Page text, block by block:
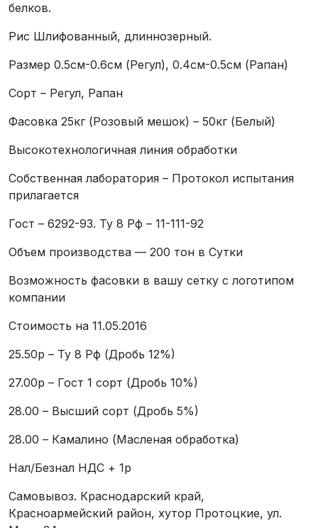
белков.
Рис Шлифованный, длиннозерный.
Размер 0.5см-0.6см (Регул), 0.4см-0.5см (Рапан)
Сорт – Регул, Рапан
Фасовка 25кг (Розовый мешок) – 50кг (Белый)
Высокотехнологичная линия обработки
Собственная лаборатория – Протокол испытания
прилагается
Гост – 6292-93. Ту 8 Рф – 11-111-92
Объем производства — 200 тон в Сутки
Возможность фасовки в вашу сетку с логотипом
компании
Стоимость на 11.05.2016
25.50р – Ту 8 Рф (Дробь 12%)
27.00р – Гост 1 сорт (Дробь 10%)
28.00 – Высший сорт (Дробь 5%)
28.00 – Камалино (Масленая обработка)
Нал/Безнал НДС + 1р
Самовывоз. Краснодарский край,
Красноармейский район, хутор Протоцкие, ул.